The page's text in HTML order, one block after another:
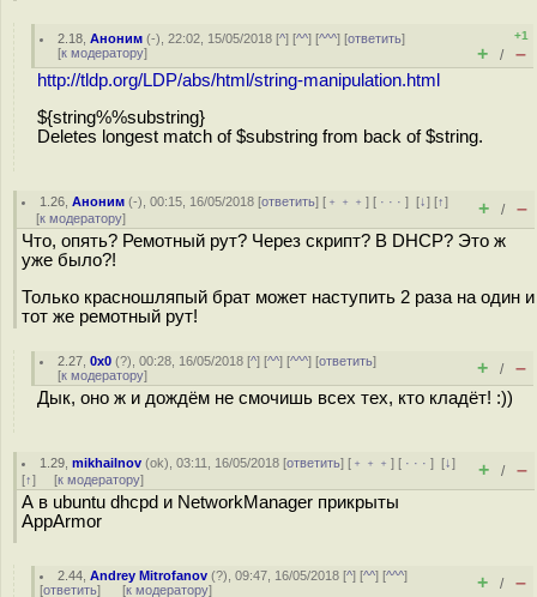
2.18 ,Аноним (-), 22:02, 15/05/2018 [^] [^^] [^^^] [ответить]
[к модератору]
+1
+ / –
http://tldp.org/LDP/abs/html/string-manipulation.html
${string%%substring}
Deletes longest match of $substring from back of $string.
1.26 ,Аноним (-), 00:15, 16/05/2018 [ответить] [ ﹢﹢﹢] [ · · ·][↓] [↑]
[к модератору] + / –
Что, опять? Ремотный рут? Через скрипт? В DHCP? Это ж
уже было?!
Только красношляпый брат может наступить 2 раза на один и
тот же ремотный рут!
2.27 ,0x0 (?), 00:28, 16/05/2018 [^] [^^] [^^^] [ответить]
[к модератору] + / –
Дык, оно ж и дождём не смочишь всех тех, кто кладёт! :))
1.29 ,mikhailnov (ok), 03:11, 16/05/2018 [ответить] [ ﹢﹢﹢] [ · · ·][↓]
[↑] [к модератору] + / –
А в ubuntu dhcpd и NetworkManager прикрыты
AppArmor
2.44 ,Andrey Mitrofanov (?), 09:47, 16/05/2018 [^] [^^] [^^^]
[ответить] [к модератору] + / –